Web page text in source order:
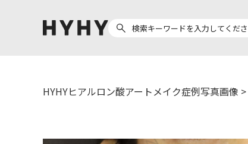
Preparation
HYHYヒアルロン酸アートメイク症例写真画像 >